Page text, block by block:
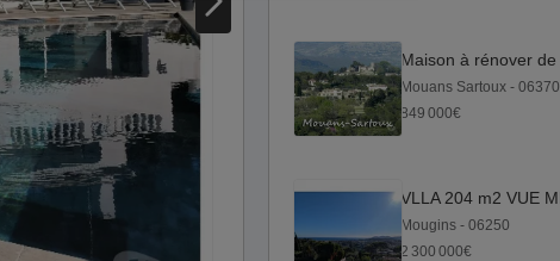
Mouans Sartoux - 06370
849 000€
Mougins - 06250
2 300 000€